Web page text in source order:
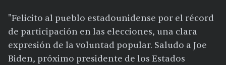
"Felicito al pueblo estadounidense por el récord
de participación en las elecciones, una clara
expresión de la voluntad popular. Saludo a Joe
Biden, próximo presidente de los Estados